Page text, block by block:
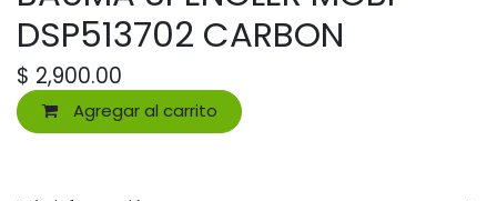
DSP513702 CARBON
$ 2,900.00
Agregar al carrito